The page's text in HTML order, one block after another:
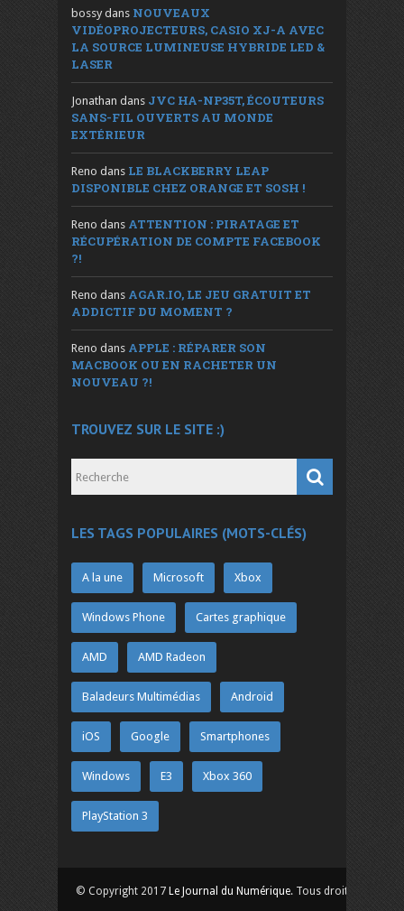
bossy dans NOUVEAUX
VIDÉOPROJECTEURS, CASIO XJ-A AVEC
LA SOURCE LUMINEUSE HYBRIDE LED &
LASER
Jonathan dans JVC HA-NP35T, ÉCOUTEURS
SANS-FIL OUVERTS AU MONDE
EXTÉRIEUR
Reno dans LE BLACKBERRY LEAP
DISPONIBLE CHEZ ORANGE ET SOSH !
Reno dans ATTENTION : PIRATAGE ET
RÉCUPÉRATION DE COMPTE FACEBOOK
?!
Reno dans AGAR.IO, LE JEU GRATUIT ET
ADDICTIF DU MOMENT ?
Reno dans APPLE : RÉPARER SON
MACBOOK OU EN RACHETER UN
NOUVEAU ?!
TROUVEZ SUR LE SITE :)
LES TAGS POPULAIRES (MOTS-CLÉS)
A la une Microsoft Xbox
Windows Phone Cartes graphique
AMD AMD Radeon
Baladeurs Multimédias Android
iOS Google Smartphones
Windows E3 Xbox 360
PlayStation 3
© Copyright 2017 Le Journal du Numérique. Tous droits réservés.